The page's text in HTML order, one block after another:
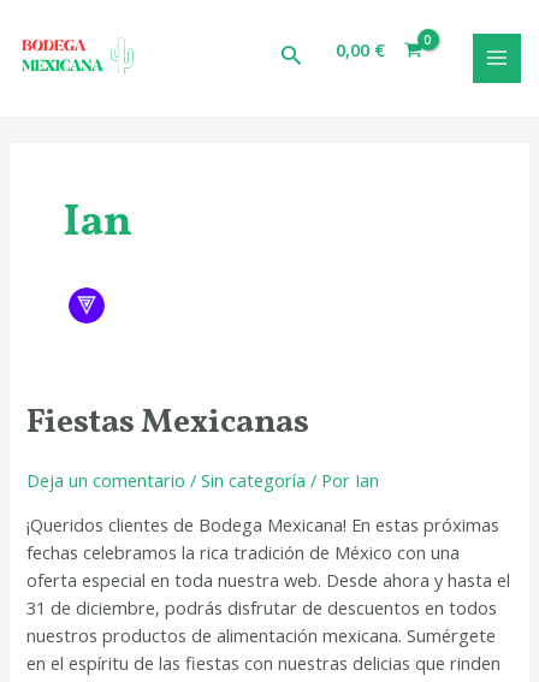
contenido
Buscar0,00 €
Ian
Fiestas Mexicanas
Deja un comentario /Sin categoría / Por Ian
¡Queridos clientes de Bodega Mexicana! En estas próximas
fechas celebramos la rica tradición de México con una
oferta especial en toda nuestra web. Desde ahora y hasta el
31 de diciembre, podrás disfrutar de descuentos en todos
nuestros productos de alimentación mexicana. Sumérgete
en el espíritu de las fiestas con nuestras delicias que rinden
Fiestas